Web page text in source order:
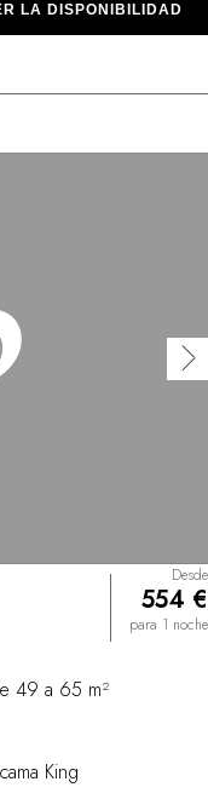
LA DISPONIBILIDAD
Desde
554 €
para 1 noche
49 a 65 m²
King